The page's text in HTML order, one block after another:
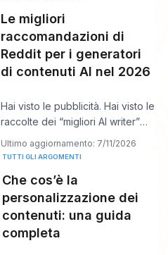
Le migliori
raccomandazioni di
Reddit per i generatori
di contenuti AI nel 2026
Hai visto le pubblicità. Hai visto le
raccolte dei “migliori AI writer”
che, in qualche modo, consig
Ultimo aggiornamento: 7/11/2026
TUTTI GLI ARGOMENTI
Che cos’è la
personalizzazione dei
contenuti: una guida
completa